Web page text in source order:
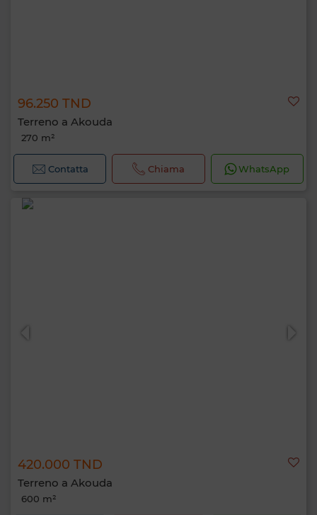
96.250 TND
Terreno a Akouda
270 m²
Contatta Chiama WhatsApp
420.000 TND
Terreno a Akouda
600 m²